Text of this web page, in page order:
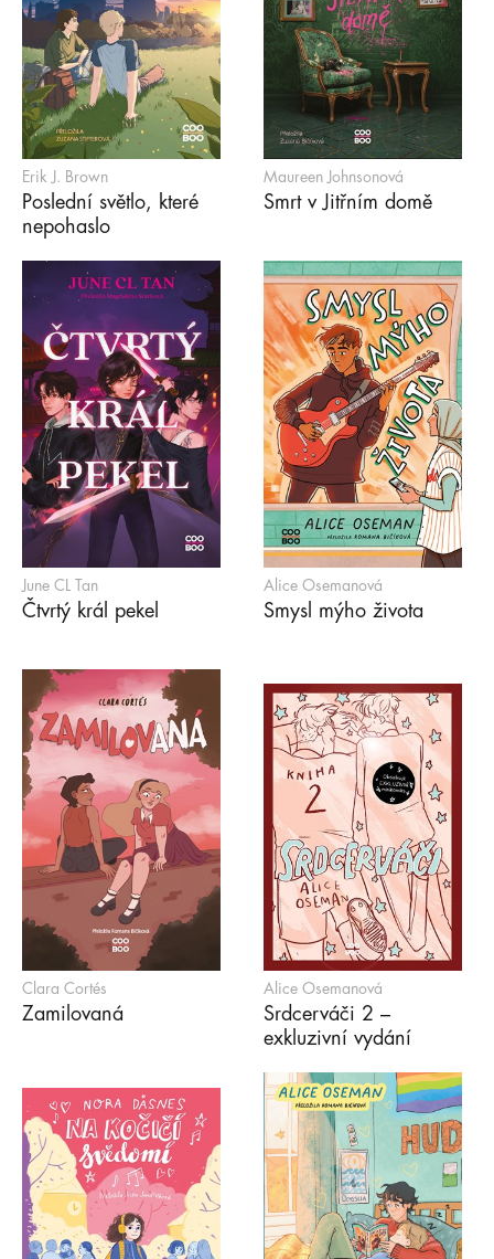
Erik J. Brown
Poslední světlo, které
nepohaslo
Maureen Johnsonová
Smrt v Jitřním domě
June CL Tan
Čtvrtý král pekel
Alice Osemanová
Smysl mýho života
Clara Cortés
Zamilovaná
Alice Osemanová
Srdcerváči 2 –
exkluzivní vydání